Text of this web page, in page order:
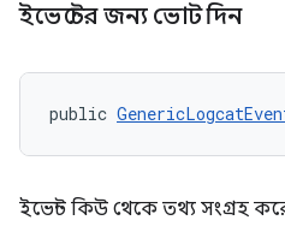
ইভেন্টের জন্য ভোট দিন
public
ইভেন্ট কিউ থেকে তথ্য সংগ্রহ